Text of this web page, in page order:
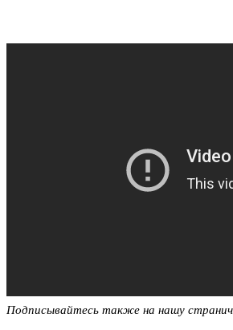
Подписывайтесь также на нашу